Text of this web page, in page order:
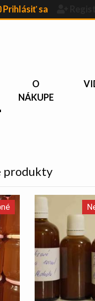
Prihlásiť sa
O
NÁKUPE
produkty